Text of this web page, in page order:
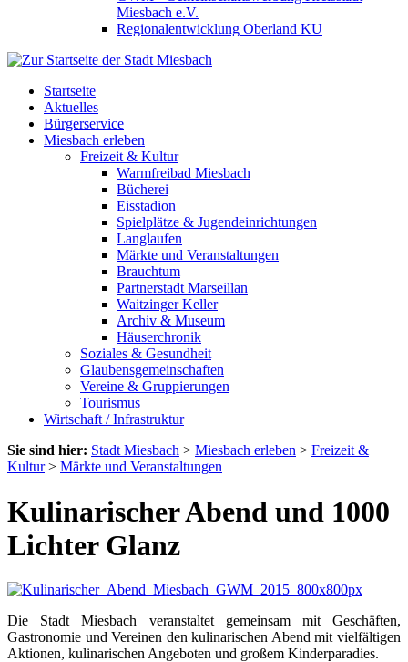
Miesbach e.V.
Regionalentwicklung Oberland KU
Startseite
Aktuelles
Bürgerservice
Miesbach erleben
Freizeit & Kultur
Warmfreibad Miesbach
Bücherei
Eisstadion
Spielplätze & Jugendeinrichtungen
Langlaufen
Märkte und Veranstaltungen
Brauchtum
Partnerstadt Marseillan
Waitzinger Keller
Archiv & Museum
Häuserchronik
Soziales & Gesundheit
Glaubensgemeinschaften
Vereine & Gruppierungen
Tourismus
Wirtschaft / Infrastruktur
Sie sind hier: Stadt Miesbach > Miesbach erleben > Freizeit &
Kultur> Märkte und Veranstaltungen
Kulinarischer Abend und 1000
Lichter Glanz
Die Stadt Miesbach veranstaltet gemeinsam mit Geschäften,
Gastronomie und Vereinen den kulinarischen Abend mit vielfältigen
Aktionen, kulinarischen Angeboten und großem Kinderparadies.